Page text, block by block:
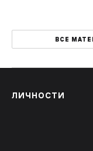
ВСЕ
ЛИЧНОСТИ